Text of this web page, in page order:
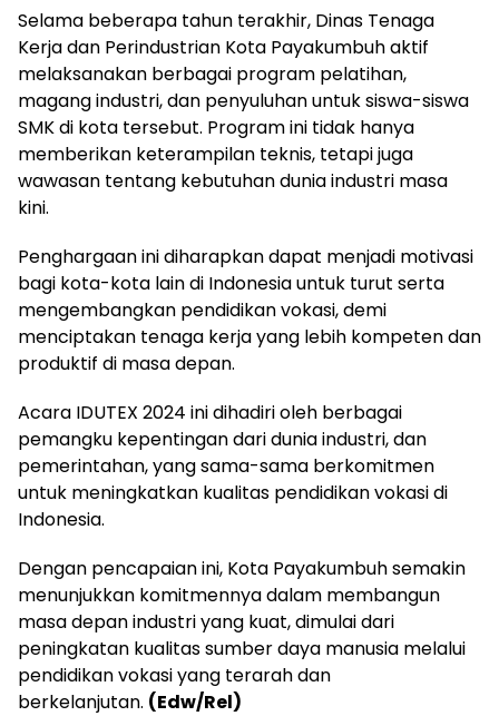
Selama beberapa tahun terakhir, Dinas Tenaga
Kerja dan Perindustrian Kota Payakumbuh aktif
melaksanakan berbagai program pelatihan,
magang industri, dan penyuluhan untuk siswa-siswa
SMK di kota tersebut. Program ini tidak hanya
memberikan keterampilan teknis, tetapi juga
wawasan tentang kebutuhan dunia industri masa
kini.
Penghargaan ini diharapkan dapat menjadi motivasi
bagi kota-kota lain di Indonesia untuk turut serta
mengembangkan pendidikan vokasi, demi
menciptakan tenaga kerja yang lebih kompeten dan
produktif di masa depan.
Acara IDUTEX 2024 ini dihadiri oleh berbagai
pemangku kepentingan dari dunia industri, dan
pemerintahan, yang sama-sama berkomitmen
untuk meningkatkan kualitas pendidikan vokasi di
Indonesia.
Dengan pencapaian ini, Kota Payakumbuh semakin
menunjukkan komitmennya dalam membangun
masa depan industri yang kuat, dimulai dari
peningkatan kualitas sumber daya manusia melalui
pendidikan vokasi yang terarah dan
berkelanjutan. (Edw/Rel)